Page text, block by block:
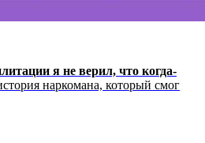
я не верил, что когда-
наркомана, который смог